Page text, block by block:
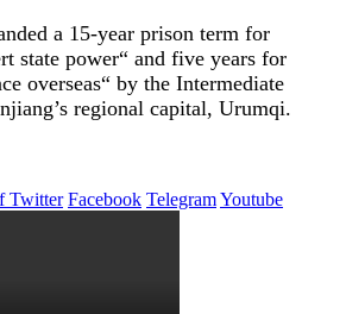
a 15-year prison term for
state power“ and five years for
overseas“ by the Intermediate
regional capital, Urumqi.
Twitter Facebook TelegramYoutube